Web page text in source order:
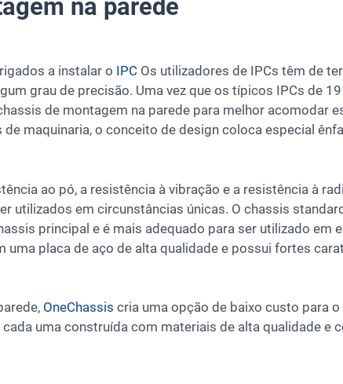
na parede
a instalar o IPCOs utilizadores de IPCs têm de
grau de precisão. Uma vez que os típicos IPCs de
de montagem na parede para melhor acomodar
maquinaria, o conceito de design coloca especial
ao pó, a resistência à vibração e a resistência à
utilizados em circunstâncias únicas. O chassis
principal e é mais adequado para ser utilizado em
placa de aço de alta qualidade e possui fortes
OneChassis cria uma opção de baixo custo para
uma construída com materiais de alta qualidade e